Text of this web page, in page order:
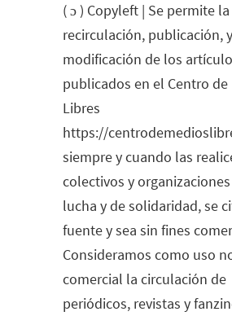
( ɔ ) Copyleft | Se permite la
recirculación, publicación, y
modificación de los
publicados en el Centro de
Libres
https://
siempre y cuando las
colectivos y
lucha y de solidaridad, se
fuente y sea sin fines
Consideramos como uso
comercial la circulación de
periódicos, revistas y